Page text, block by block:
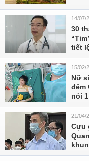
14/07/
30
tiết
15/02/
Nữ
đêm
nói
21/04/
Cựu